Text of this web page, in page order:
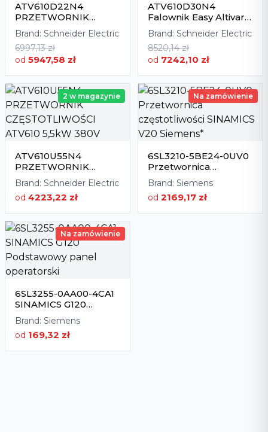
ATV610D22N4
PRZETWORNIK
CZĘSTOTLIWOŚCI
ATV610 22kW 380V
Brand: Schneider Electric
od 5947,58 zł
6997,13 zł
ATV610D30N4
Falownik Easy Altivar
610, 30 kW, 3-faz., 380–
460 V, filtr EMC C3,
IP20
Brand: Schneider Electric
od 7242,10 zł
8520,14 zł
2 w magazynie
ATV610U55N4
PRZETWORNIK
CZĘSTOTLIWOŚCI
ATV610 5,5kW 380V
Brand: Schneider Electric
od 4223,22 zł
Na zamówienie
6SL3210-5BE24-0UV0
Przetwornica
częstotliwości
SINAMICS V20
Siemens*
Brand: Siemens
od 2169,17 zł
Na zamówienie
6SL3255-0AA00-4CA1
SINAMICS G120
Podstawowy panel
operatorski
Brand: Siemens
od 169,32 zł